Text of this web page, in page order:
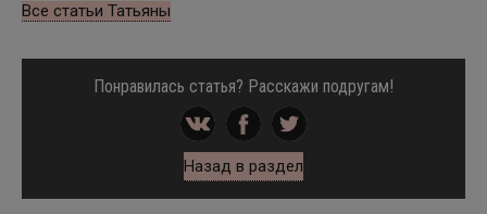
Все статьи Татьяны
Понравилась статья? Расскажи подругам!
Назад в раздел